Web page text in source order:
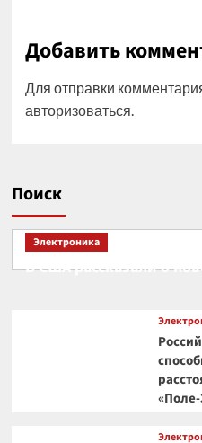
Добавить
Для отправки
авторизоваться
Поиск
Электроника
В США рассказали о